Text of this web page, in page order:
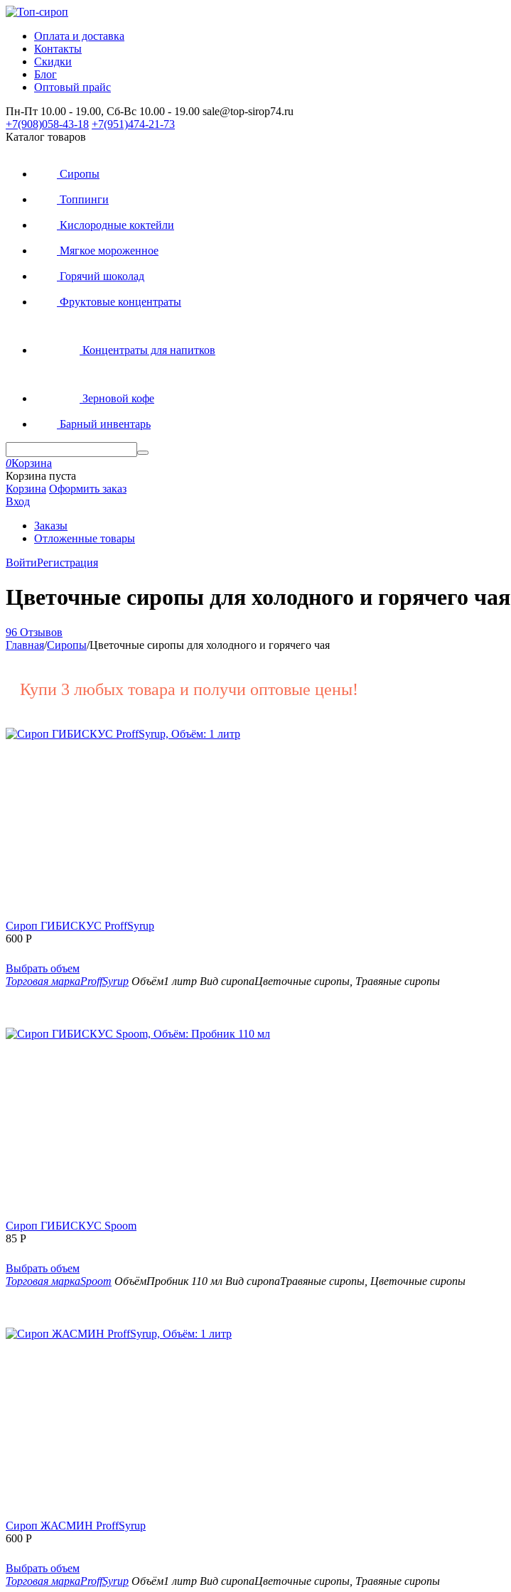
Оплата и доставка
Контакты
Скидки
Блог
Оптовый прайс
Пн-Пт 10.00 - 19.00, Сб-Вс 10.00 - 19.00 sale@top-sirop74.ru
+7(908)058-43-18 +7(951)474-21-73
Каталог товаров
Сиропы
Топпинги
Кислородные коктейли
Мягкое мороженное
Горячий шоколад
Фруктовые концентраты
Концентраты для напитков
Зерновой кофе
Барный инвентарь
0Корзина
Корзина пуста
Корзина Оформить заказ
Вход
Заказы
Отложенные товары
ВойтиРегистрация
Цветочные сиропы для холодного и горячего чая
96 Отзывов
Главная/Сиропы/Цветочные сиропы для холодного и горячего чая
Купи 3 любых товара и получи оптовые цены!
Сироп ГИБИСКУС ProffSyrup
600 Р
Выбрать объем
Торговая маркаProffSyrup Объём1 литр Вид сиропаЦветочные сиропы, Травяные сиропы
Сироп ГИБИСКУС Spoom
85 Р
Выбрать объем
Торговая маркаSpoom ОбъёмПробник 110 мл Вид сиропаТравяные сиропы, Цветочные сиропы
Сироп ЖАСМИН ProffSyrup
600 Р
Выбрать объем
Торговая маркаProffSyrup Объём1 литр Вид сиропаЦветочные сиропы, Травяные сиропы